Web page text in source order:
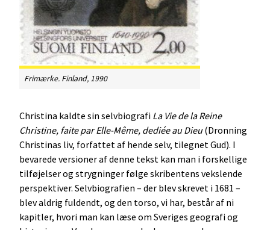
Frimærke. Finland, 1990
Christina kaldte sin selvbiografi La Vie de la Reine
Christine, faite par Elle-Même, dediée au Dieu(Dronning
Christinas liv, forfattet af hende selv, tilegnet Gud). I
bevarede versioner af denne tekst kan man i forskellige
tilføjelser og strygninger følge skribentens vekslende
perspektiver. Selvbiografien – der blev skrevet i 1681 –
blev aldrig fuldendt, og den torso, vi har, består af ni
kapitler, hvori man kan læse om Sveriges geografi og